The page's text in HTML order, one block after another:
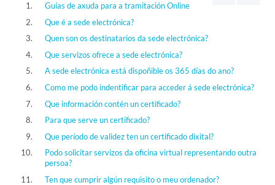
Guías de axuda para a tramitación Online
Que é a sede electrónica?
Quen son os destinatarios da sede electrónica?
Que servizos ofrece a sede electrónica?
A sede electrónica está dispoñible os 365 días do ano?
Como me podo indentificar para acceder á sede electrónica?
Que información contén un certificado?
Para que serve un certificado?
Que período de validez ten un certificado dixital?
Podo solicitar servizos da oficina virtual representando outra
persoa?
Ten que cumprir algún requisito o meu ordenador?